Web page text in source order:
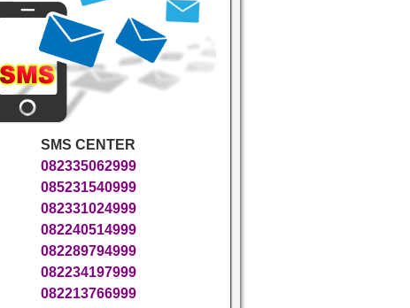
SMS CENTER
082335062999
085231540999
082331024999
082240514999
082289794999
082234197999
082213766999